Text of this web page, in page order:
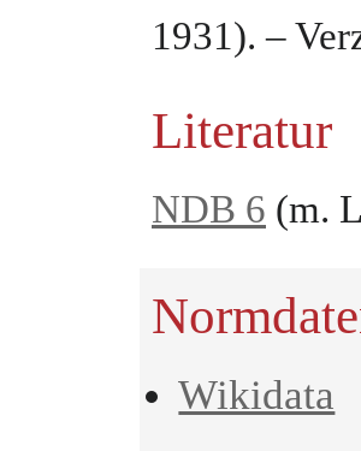
1931). –
Literatur
NDB 6 (m.
Wikidata